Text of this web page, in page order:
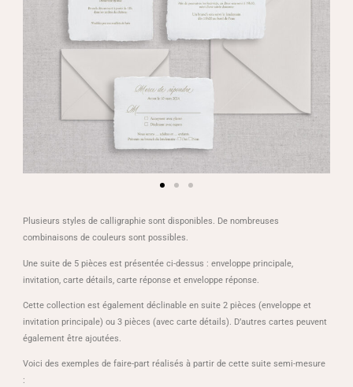
Plusieurs styles de calligraphie sont disponibles. De nombreuses
combinaisons de couleurs sont possibles.
Une suite de 5 pièces est présentée ci-dessus : enveloppe principale,
invitation, carte détails, carte réponse et enveloppe réponse.
Cette collection est également déclinable en suite 2 pièces (enveloppe et
invitation principale) ou 3 pièces (avec carte détails). D’autres cartes peuvent
également être ajoutées.
Voici des exemples de faire-part réalisés à partir de cette suite semi-mesure
: